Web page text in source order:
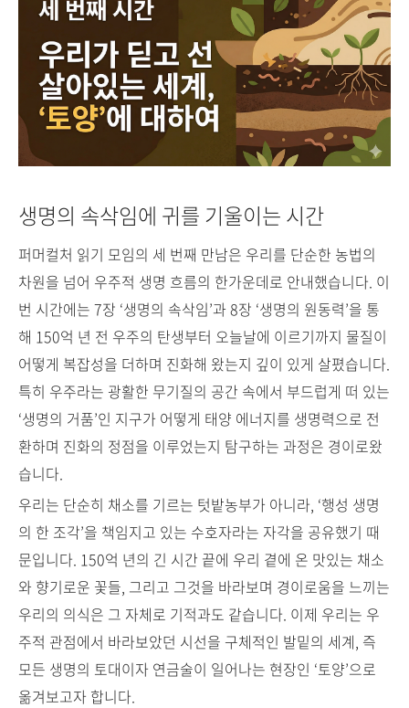
생명의 속삭임에 귀를 기울이는 시간
퍼머컬처 읽기 모임의 세 번째 만남은 우리를 단순한 농법의
차원을 넘어 우주적 생명 흐름의 한가운데로 안내했습니다. 이
번 시간에는 7장 ‘생명의 속삭임’과 8장 ‘생명의 원동력’을 통
해 150억 년 전 우주의 탄생부터 오늘날에 이르기까지 물질이
어떻게 복잡성을 더하며 진화해 왔는지 깊이 있게 살폈습니다.
특히 우주라는 광활한 무기질의 공간 속에서 부드럽게 떠 있는
‘생명의 거품’인 지구가 어떻게 태양 에너지를 생명력으로 전
환하며 진화의 정점을 이루었는지 탐구하는 과정은 경이로왔
습니다.
우리는 단순히 채소를 기르는 텃밭농부가 아니라, ‘행성 생명
의 한 조각’을 책임지고 있는 수호자라는 자각을 공유했기 때
문입니다. 150억 년의 긴 시간 끝에 우리 곁에 온 맛있는 채소
와 향기로운 꽃들, 그리고 그것을 바라보며 경이로움을 느끼는
우리의 의식은 그 자체로 기적과도 같습니다. 이제 우리는 우
주적 관점에서 바라보았던 시선을 구체적인 발밑의 세계, 즉
모든 생명의 토대이자 연금술이 일어나는 현장인 ‘토양’으로
옮겨보고자 합니다.